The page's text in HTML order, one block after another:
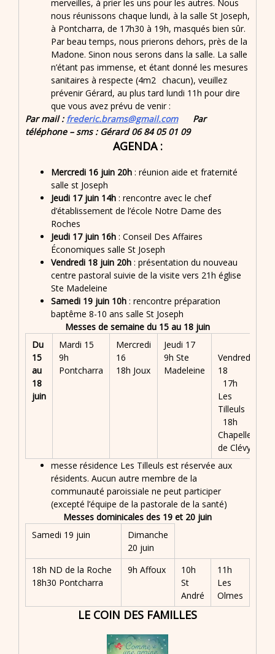
merveilles, à prier les uns pour les autres. Nous
nous réunissons chaque lundi, à la salle St Joseph,
à Pontcharra, de 17h30 à 19h, masqués bien sûr.
Par beau temps, nous prierons dehors, près de la
Madone. Sinon nous serons dans la salle. La salle
n’étant pas immense, et étant donné les mesures
sanitaires à respecte (4m2 chacun), veuillez
prévenir Gérard, au plus tard lundi 11h pour dire
que vous avez prévu de venir :
Par mail : frederic.brams@gmail.comPar
téléphone – sms : Gérard 06 84 05 01 09
AGENDA :
Mercredi 16 juin 20h : réunion aide et fraternité
salle st Joseph
Jeudi 17 juin 14h : rencontre avec le chef
d’établissement de l’école Notre Dame des
Roches
Jeudi 17 juin 16h : Conseil Des Affaires
Économiques salle St Joseph
Vendredi 18 juin 20h : présentation du nouveau
centre pastoral suivie de la visite vers 21h église
Ste Madeleine
Samedi 19 juin 10h : rencontre préparation
baptême 8-10 ans salle St Joseph
Messes de semaine du 15 au 18 juin
Du
15
au
18
juin
Mardi 15
9h
Pontcharra
Mercredi
16
18h Joux
Jeudi 17
9h Ste
Madeleine
Vendredi
18
17h
Les
Tilleuls
18h
Chapelle
de Clévy
messe résidence Les Tilleuls est réservée aux
résidents. Aucun autre membre de la
communauté paroissiale ne peut participer
(excepté l’équipe de la pastorale de la santé)
Messes dominicales des 19 et 20 juin
Samedi 19 juin
Dimanche
20 juin
18h ND de la Roche
18h30 Pontcharra
9h Affoux
10h
St
André
11h
Les
Olmes
LE COIN DES FAMILLES